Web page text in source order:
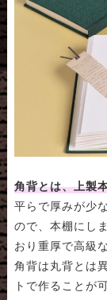
角背とは、上製
平らで厚みが少
ので、本棚にし
おり重厚で高級
角背は丸背とは
トで作ることが